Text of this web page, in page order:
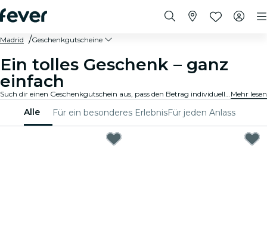
Madrid Geschenkgutscheine
Ein tolles Geschenk – ganz
einfach
Such dir einen Geschenkgutschein aus, pass den Betrag individuell an und verschenk ein unvergessliches Erlebnis. Schnell, flexibel und immer die richtige Wahl. Mehr lesen
Alle Für ein besonderes ErlebnisFür jeden Anlass